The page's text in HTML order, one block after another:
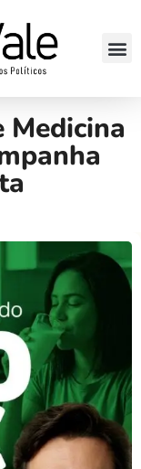
Medicina